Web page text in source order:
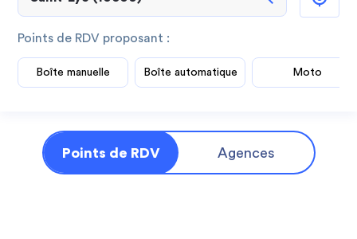
Points de RDV proposant :
Boîte manuelle Boîte automatique Moto
Points de RDV Agences